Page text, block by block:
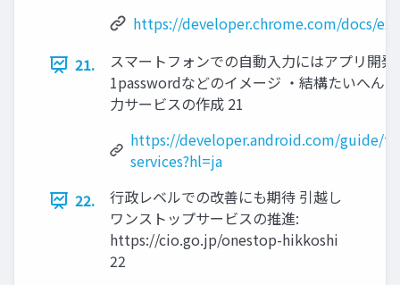
https://developer.chrome.com/docs/
21.
スマートフォンでの自動入力にはアプリ開
1passwordなどのイメージ ・結構たいへん
力サービスの作成 21
https://developer.android.com/guide/
services?hl=ja
22.
行政レベルでの改善にも期待 引越し
ワンストップサービスの推進:
https://cio.go.jp/onestop-hikkoshi
22